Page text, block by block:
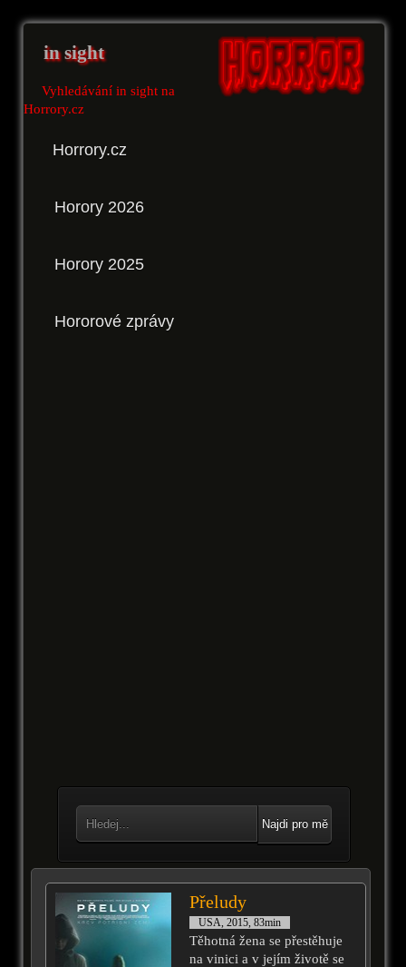
in sight
Vyhledávání in sight na
Horrory.cz
Horrory.cz
Horory 2026
Horory 2025
Hororové zprávy
Najdi pro mě
Přeludy
USA, 2015, 83min
Těhotná žena se přestěhuje
na vinici a v jejím životě se